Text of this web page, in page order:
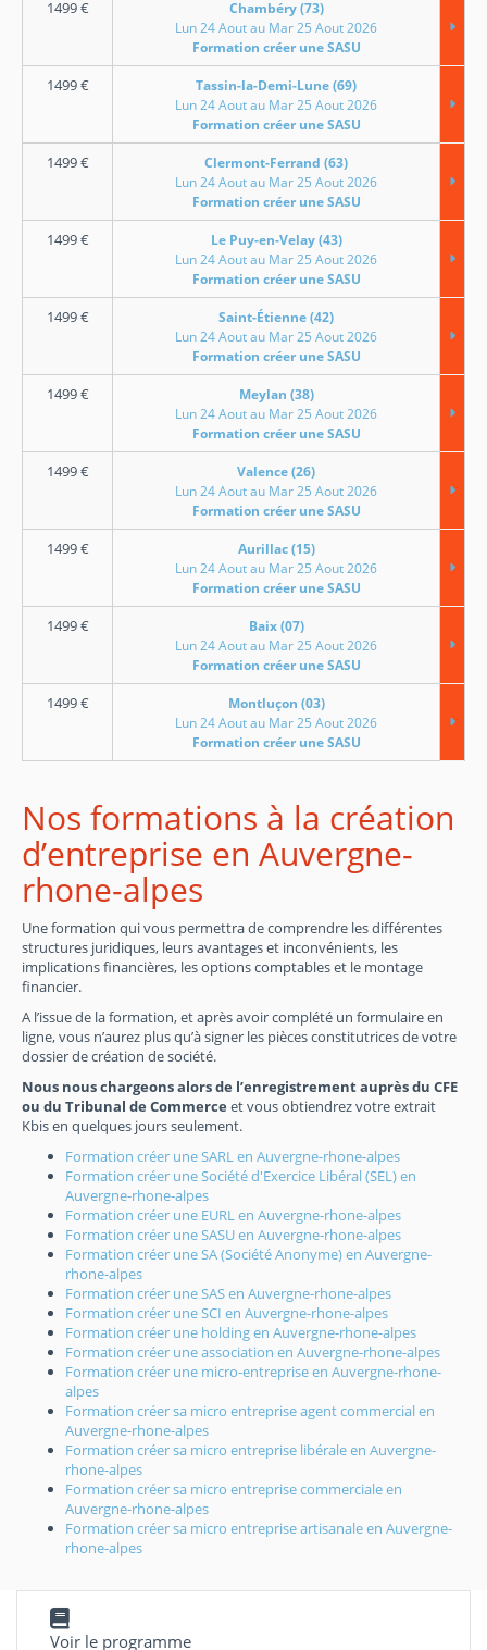
1499€
Chambéry (73)
Lun 24 Aout au Mar 25 Aout 2026
Formation créer une SASU
1499€
Tassin-la-Demi-Lune (69)
Lun 24 Aout au Mar 25 Aout 2026
Formation créer une SASU
1499€
Clermont-Ferrand (63)
Lun 24 Aout au Mar 25 Aout 2026
Formation créer une SASU
1499€
Le Puy-en-Velay (43)
Lun 24 Aout au Mar 25 Aout 2026
Formation créer une SASU
1499€
Saint-Étienne (42)
Lun 24 Aout au Mar 25 Aout 2026
Formation créer une SASU
1499€
Meylan (38)
Lun 24 Aout au Mar 25 Aout 2026
Formation créer une SASU
1499€
Valence (26)
Lun 24 Aout au Mar 25 Aout 2026
Formation créer une SASU
1499€
Aurillac (15)
Lun 24 Aout au Mar 25 Aout 2026
Formation créer une SASU
1499€
Baix (07)
Lun 24 Aout au Mar 25 Aout 2026
Formation créer une SASU
1499€
Montluçon (03)
Lun 24 Aout au Mar 25 Aout 2026
Formation créer une SASU
Nos formations à la création
d’entreprise en Auvergne-
rhone-alpes
Une formation qui vous permettra de comprendre les différentes
structures juridiques, leurs avantages et inconvénients, les
implications financières, les options comptables et le montage
financier.
A l’issue de la formation, et après avoir complété un formulaire en
ligne, vous n’aurez plus qu’à signer les pièces constitutrices de votre
dossier de création de société.
Nous nous chargeons alors de l’enregistrement auprès du CFE
ou du Tribunal de Commerce et vous obtiendrez votre extrait
Kbis en quelques jours seulement.
Formation créer une SARL en Auvergne-rhone-alpes
Formation créer une Société d'Exercice Libéral (SEL) en
Auvergne-rhone-alpes
Formation créer une EURL en Auvergne-rhone-alpes
Formation créer une SASU en Auvergne-rhone-alpes
Formation créer une SA (Société Anonyme) en Auvergne-
rhone-alpes
Formation créer une SAS en Auvergne-rhone-alpes
Formation créer une SCI en Auvergne-rhone-alpes
Formation créer une holding en Auvergne-rhone-alpes
Formation créer une association en Auvergne-rhone-alpes
Formation créer une micro-entreprise en Auvergne-rhone-
alpes
Formation créer sa micro entreprise agent commercial en
Auvergne-rhone-alpes
Formation créer sa micro entreprise libérale en Auvergne-
rhone-alpes
Formation créer sa micro entreprise commerciale en
Auvergne-rhone-alpes
Formation créer sa micro entreprise artisanale en Auvergne-
rhone-alpes
Voir le programme